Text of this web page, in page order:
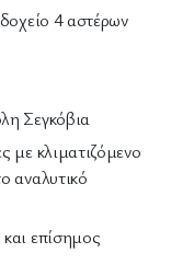
4 αστέρων
Σεγκόβια
με κλιματιζόμενο
αναλυτικό
επίσημος